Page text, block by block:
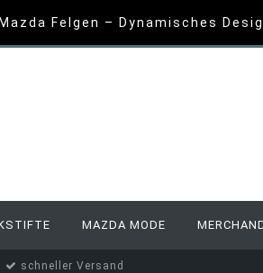
Mazda Felgen – Dynamisches
MAZDA MODE
schneller Versand